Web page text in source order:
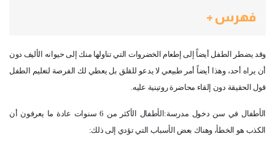
فهرس +
وقد يضطر الطفل أيضاً إلى إطعام الخضروات التي تناولها منك إلى حيوانه الأليف دون
أن يراه أحد، وهذا أيضاً أمر طبيعي لا يدعو للقلق بل يعطي لك الفرصة لتعليم الطفل
قول الحقيقة دون إلقاء محاضرة روتينية عليه
الأطفال في سن دخول مدرسة:الأطفال الأكثر من 6 سنوات عادة ما يعرفون أن
الكذب هو الخطأ، وهناك بعض الأسباب التي تؤدي إلى ذلك: